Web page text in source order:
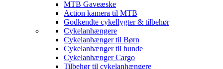
MTB Gaveæske
Action kamera til MTB
Godkendte cykellygter & tilbehør
Cykelanhængere
Cykelanhænger til Børn
Cykelanhænger til hunde
Cykelanhænger Cargo
Tilbehør til cykelanhængere